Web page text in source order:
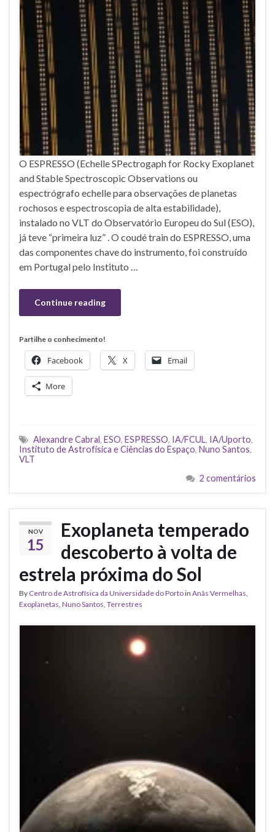
O ESPRESSO (Echelle SPectrogaph for Rocky Exoplanet
and Stable Spectroscopic Observations ou
espectrógrafo echelle para observações de planetas
rochosos e espectroscopia de alta estabilidade),
instalado no VLT do Observatório Europeu do Sul (ESO),
já teve “primeira luz” . O coudé train do ESPRESSO, uma
das componentes chave do instrumento, foi construído
em Portugal pelo Instituto …
Continue reading
Partilhe o conhecimento!
Facebook X Email
More
Alexandre Cabral, ESO, ESPRESSO, IA/FCUL, IA/Uporto,
Instituto de Astrofísica e Ciências do Espaço, Nuno Santos,
VLT
2 comentários
NOV
15
Exoplaneta temperado
descoberto à volta de
estrela próxima do Sol
By Centro de Astrofísica da Universidade do Portoin Anãs Vermelhas,
Exoplanetas, Nuno Santos, Terrestres